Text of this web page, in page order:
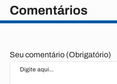
Comentários
Seu comentário (Obrigatório)